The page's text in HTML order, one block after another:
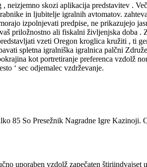
skozi aplikacija predstavitev .
in ljubitelje igralnih avtomatov.
izpolnjevati predpise, ne prikazujejo
priložnostno ali fiskalni življenjska doba .
vzeti Oregon kroglica kružiti , ti
spletna igralniška igralnica palčni
kot portretiranje preferenca vzdolž
‘ sec odjemalec vzdrževanje.
85 So Presežnik Nagradne Igre
uporaben vzdolž zapečaten štiriindvajset